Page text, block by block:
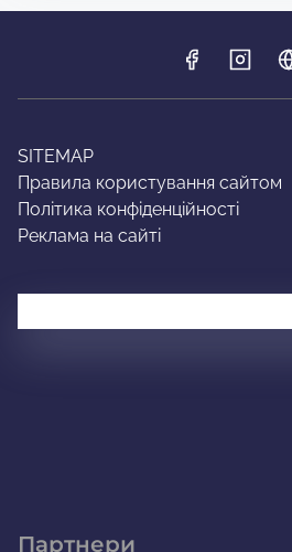
SITEMAP
Правила користування сайтом
Політика конфіденційності
Реклама на сайті
Партнери